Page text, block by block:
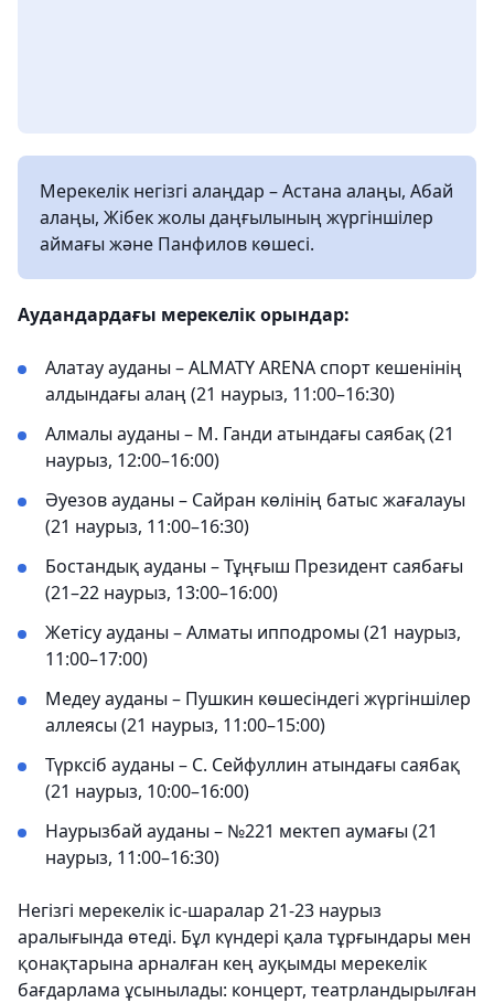
Мерекелік негізгі алаңдар – Астана алаңы, Абай
алаңы, Жібек жолы даңғылының жүргіншілер
аймағы және Панфилов көшесі.
Аудандардағы мерекелік орындар:
Алатау ауданы – ALMATY ARENA спорт кешенінің
алдындағы алаң (21 наурыз, 11:00–16:30)
Алмалы ауданы – М. Ганди атындағы саябақ (21
наурыз, 12:00–16:00)
Әуезов ауданы – Сайран көлінің батыс жағалауы
(21 наурыз, 11:00–16:30)
Бостандық ауданы – Тұңғыш Президент саябағы
(21–22 наурыз, 13:00–16:00)
Жетісу ауданы – Алматы ипподромы (21 наурыз,
11:00–17:00)
Медеу ауданы – Пушкин көшесіндегі жүргіншілер
аллеясы (21 наурыз, 11:00–15:00)
Түрксіб ауданы – С. Сейфуллин атындағы саябақ
(21 наурыз, 10:00–16:00)
Наурызбай ауданы – №221 мектеп аумағы (21
наурыз, 11:00–16:30)
Негізгі мерекелік іс-шаралар 21-23 наурыз
аралығында өтеді. Бұл күндері қала тұрғындары мен
қонақтарына арналған кең ауқымды мерекелік
бағдарлама ұсынылады: концерт, театрландырылған